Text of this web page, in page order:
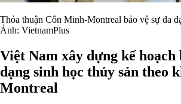
Thỏa thuận Côn Minh-Montreal bảo vệ sự đa
Ảnh: VietnamPlus
Việt Nam xây dựng kế hoạch
dạng sinh học thủy sản theo
Montreal